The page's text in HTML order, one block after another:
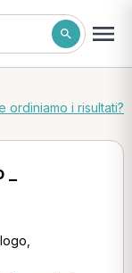
ordiniamo i risultati?